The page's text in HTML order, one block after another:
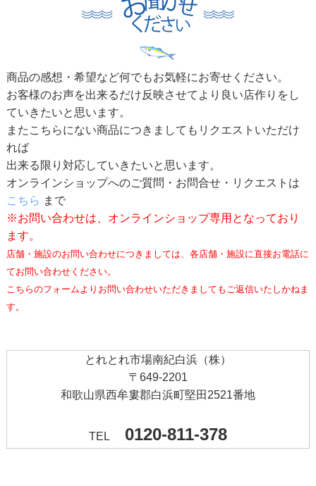
商品の感想・希望など何でもお気軽にお寄せください。
お客様のお声を出来るだけ反映させてより良い店作りをし
ていきたいと思います。
またこちらにない商品につきましてもリクエストいただけ
れば
出来る限り対応していきたいと思います。
オンラインショップへのご質問・お問合せ・リクエストは
こちら まで
※お問い合わせは、オンラインショップ専用となっており
ます。
店舗・施設のお問い合わせにつきましては、各店舗・施設に直接お電話に
てお問い合わせください。
こちらのフォームよりお問い合わせいただきましてもご返信いたしかねま
す。
とれとれ市場南紀白浜（株）
〒649-2201
和歌山県西牟婁郡白浜町堅田2521番地
TEL 0120-811-378